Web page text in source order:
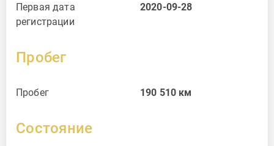
Первая дата
регистрации
2020-09-28
Пробег
Пробег 190 510 км
Состояние